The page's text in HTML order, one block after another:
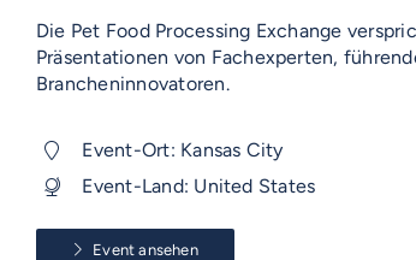
Die Pet Food Processing Exchange
Präsentationen von Fachexperten,
Brancheninnovatoren.
Event-Ort: Kansas City
Event-Land: United States
Event ansehen